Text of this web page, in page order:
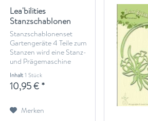
Lea'bilities
Stanzschablonen
Gartengeräte
45.0300
Stanzschablonenset
Gartengeräte 4 Teile zum
Stanzen wird eine Stanz-
und Prägemaschine
benötigte (Big Shot oder
ähnliches)
Inhalt1 Stück
10,95 € *
Merken